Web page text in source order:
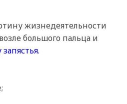
жизнедеятельности
большого пальца и